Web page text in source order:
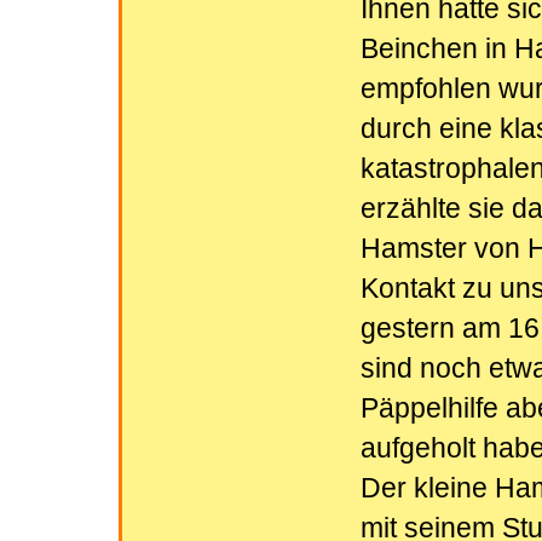
Ihnen hatte
Beinchen in
empfohlen
durch eine
erzählte sie
Hamster von
Kontakt zu
gestern am
sind noch
Päppelhilfe
aufgeholt
Der kleine
mit seinem